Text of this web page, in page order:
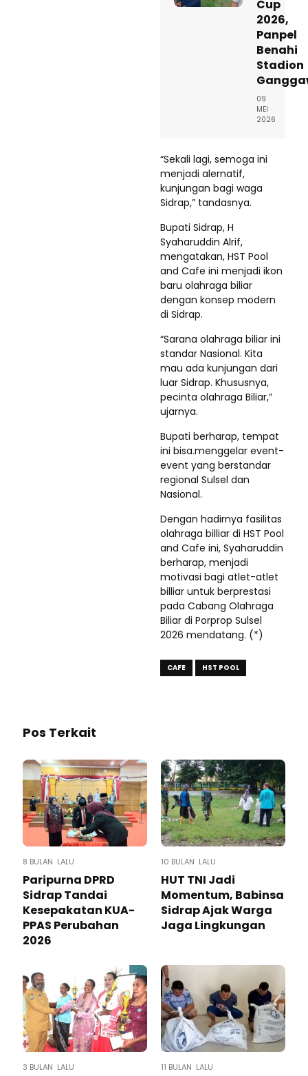
Cup
2026,
Panpel
Benahi
Stadion
09
MEI
2026
“Sekali lagi, semoga ini
menjadi alernatif,
kunjungan bagi waga
Sidrap,” tandasnya.
Bupati Sidrap, H
Syaharuddin Alrif,
mengatakan, HST Pool
and Cafe ini menjadi ikon
baru olahraga biliar
dengan konsep modern
di Sidrap.
“Sarana olahraga biliar ini
standar Nasional. Kita
mau ada kunjungan dari
luar Sidrap. Khususnya,
pecinta olahraga Biliar,”
ujarnya.
Bupati berharap, tempat
ini bisa.menggelar event-
event yang berstandar
regional Sulsel dan
Nasional.
Dengan hadirnya fasilitas
olahraga billiar di HST Pool
and Cafe ini, Syaharuddin
berharap, menjadi
motivasi bagi atlet-atlet
billiar untuk berprestasi
pada Cabang Olahraga
Biliar di Porprop Sulsel
2026 mendatang. (*)
CAFE HST POOL
Pos Terkait
8 BULAN LALU
Paripurna DPRD
Sidrap Tandai
Kesepakatan KUA-
PPAS Perubahan
2026
10 BULAN LALU
HUT TNI Jadi
Momentum, Babinsa
Sidrap Ajak Warga
Jaga Lingkungan
3 BULAN LALU 11 BULAN LALU